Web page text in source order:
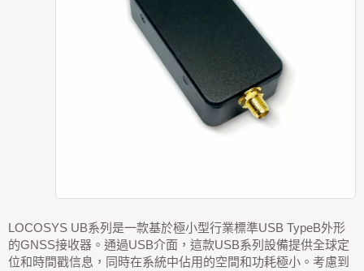
LOCOSYS UB系列是一款基於極小型行業標準USB TypeB外形
的GNSS接收器。通過USB介面，這款USB系列設備提供全球定
位和時間戳信息，同時在系統中佔用的空間和功耗極小。考慮到